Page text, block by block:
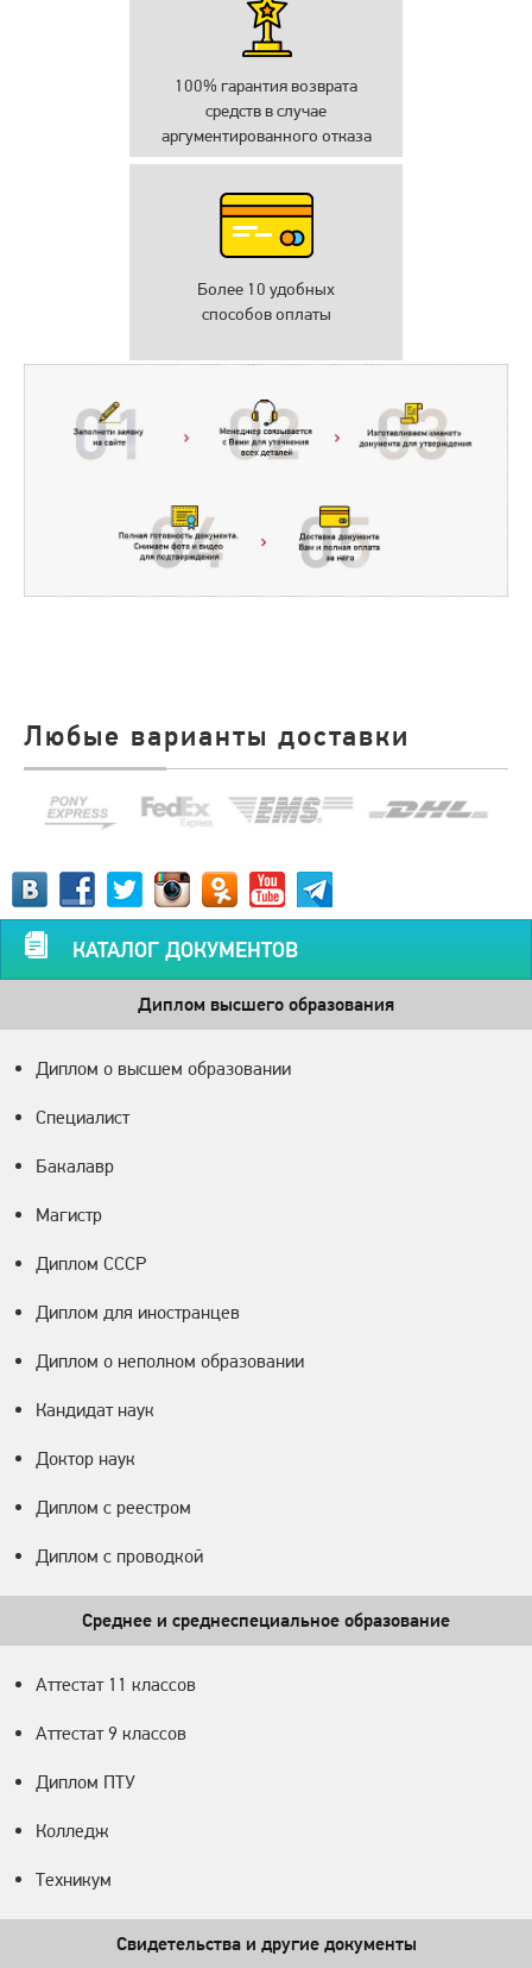
100% гарантия возврата
средств в случае
аргументированного отказа
Более 10 удобных
способов оплаты
Любые варианты доставки
КАТАЛОГ ДОКУМЕНТОВ
Диплом высшего образования
Диплом о высшем образовании
Специалист
Бакалавр
Магистр
Диплом СССР
Диплом для иностранцев
Диплом о неполном образовании
Кандидат наук
Доктор наук
Диплом с реестром
Диплом с проводкой
Среднее и среднеспециальное образование
Аттестат 11 классов
Аттестат 9 классов
Диплом ПТУ
Колледж
Техникум
Свидетельства и другие документы